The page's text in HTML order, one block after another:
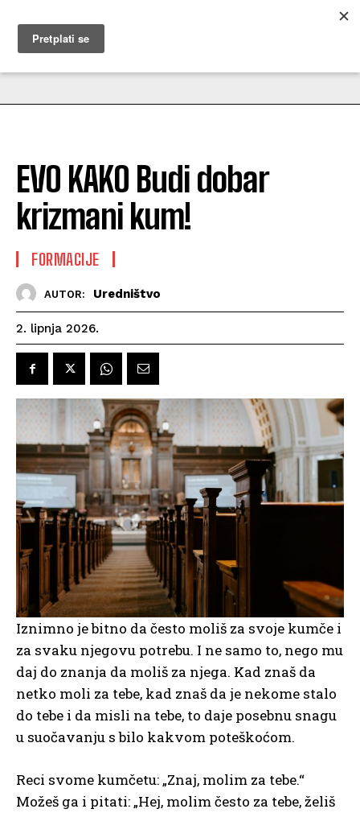
MUŽEVNI BUDITE
EVO KAKO Budi dobar
krizmani kum!
FORMACIJE
AUTOR: Uredništvo
2. lipnja 2026.
Iznimno je bitno da često moliš za svoje kumče i
za svaku njegovu potrebu. I ne samo to, nego mu
daj do znanja da moliš za njega. Kad znaš da
netko moli za tebe, kad znaš da je nekome stalo
do tebe i da misli na tebe, to daje posebnu snagu
u suočavanju s bilo kakvom poteškoćom.
Reci svome kumčetu: „Znaj, molim za tebe.“
Možeš ga i pitati: „Hej, molim često za tebe, želiš